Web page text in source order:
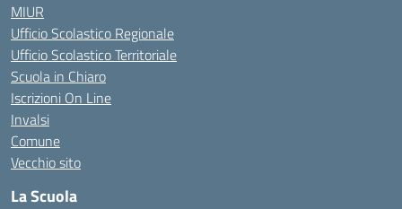
MIUR
Ufficio Scolastico Regionale
Ufficio Scolastico Territoriale
Scuola in Chiaro
Iscrizioni On Line
Invalsi
Comune
Vecchio sito
La Scuola